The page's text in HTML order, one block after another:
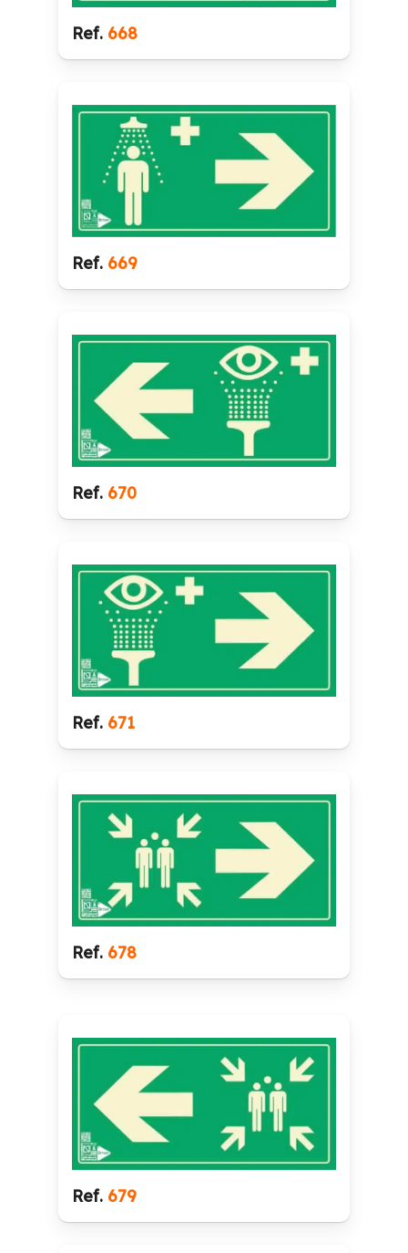
Ref. 668
Ref. 669
Ref. 670
Ref. 671
Ref. 678
Ref. 679